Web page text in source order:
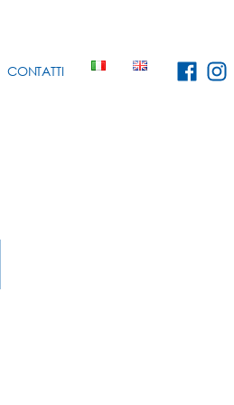
CONTATTI